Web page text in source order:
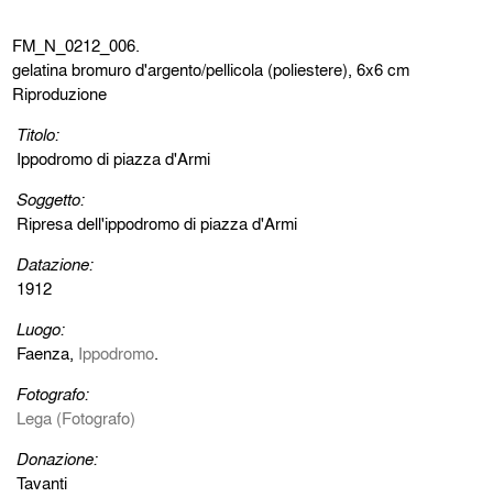
FM_N_0212_006.
gelatina bromuro d'argento/pellicola (poliestere), 6x6 cm
Riproduzione
Titolo:
Ippodromo di piazza d'Armi
Soggetto:
Ripresa dell'ippodromo di piazza d'Armi
Datazione:
1912
Luogo:
Faenza, Ippodromo.
Fotografo:
Lega (Fotografo)
Donazione:
Tavanti